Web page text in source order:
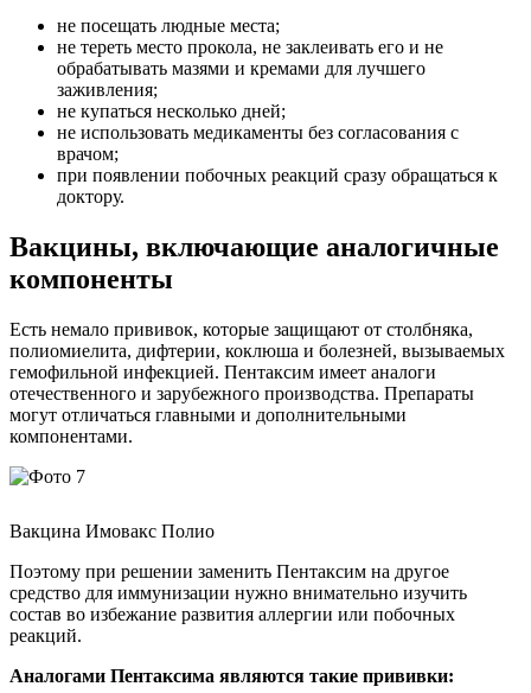
не посещать людные места;
не тереть место прокола, не заклеивать его и не
обрабатывать мазями и кремами для лучшего
заживления;
не купаться несколько дней;
не использовать медикаменты без согласования с
врачом;
при появлении побочных реакций сразу обращаться к
доктору.
Вакцины, включающие аналогичные
компоненты
Есть немало прививок, которые защищают от столбняка,
полиомиелита, дифтерии, коклюша и болезней, вызываемых
гемофильной инфекцией. Пентаксим имеет аналоги
отечественного и зарубежного производства. Препараты
могут отличаться главными и дополнительными
компонентами.
Вакцина Имовакс Полио
Поэтому при решении заменить Пентаксим на другое
средство для иммунизации нужно внимательно изучить
состав во избежание развития аллергии или побочных
реакций.
Аналогами Пентаксима являются такие прививки: